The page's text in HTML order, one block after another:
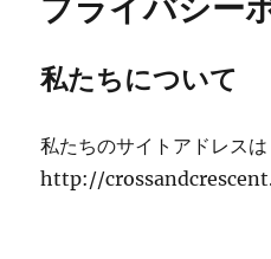
プライバシー
私たちについて
私たちのサイトアドレスは
http://